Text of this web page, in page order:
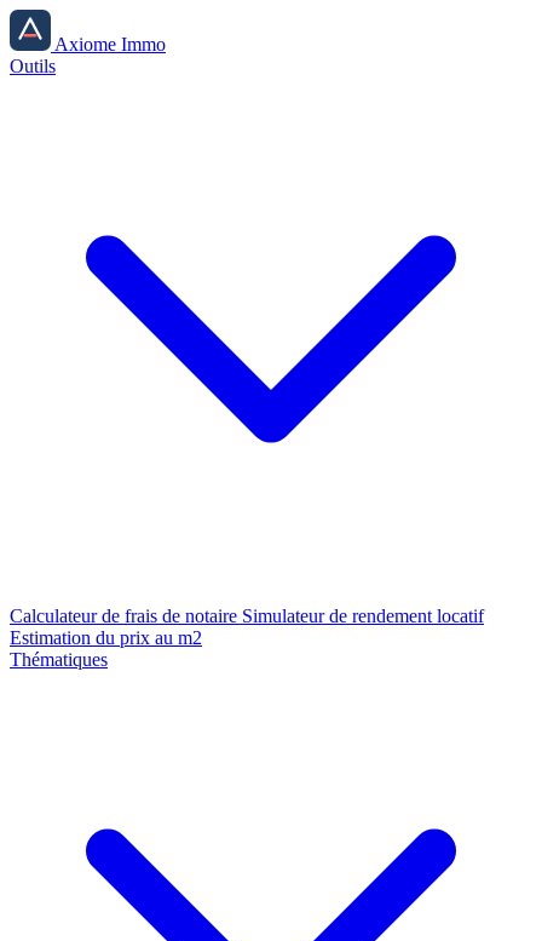
Axiome Immo
Outils
Calculateur de frais de notaire Simulateur de rendement locatif
Estimation du prix au m2
Thématiques